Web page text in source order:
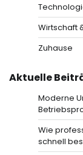
Wirtschaft
Zuhause
Aktuelle
Moderne
Wie
schnell